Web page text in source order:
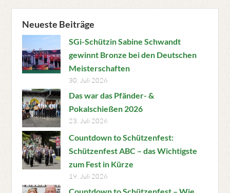
Neueste Beiträge
SGi-Schützin Sabine Schwandt
gewinnt Bronze bei den Deutschen
Meisterschaften
30. Juli 2026
Das war das Pfänder- &
Pokalschießen 2026
23. Juli 2026
Countdown to Schützenfest:
Schützenfest ABC – das Wichtigste
zum Fest in Kürze
19. Juli 2026
Countdown to Schützenfest – Wie